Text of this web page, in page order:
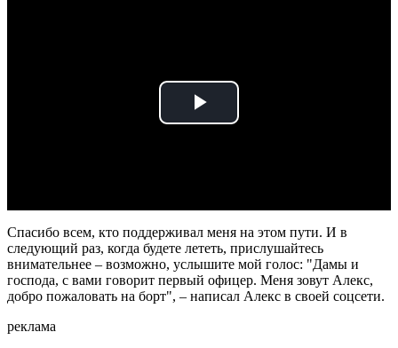
Play
Спасибо всем, кто поддерживал меня на этом пути. И в
следующий раз, когда будете лететь, прислушайтесь
внимательнее – возможно, услышите мой голос: "Дамы и
господа, с вами говорит первый офицер. Меня зовут Алекс,
добро пожаловать на борт", – написал Алекс в своей соцсети.
реклама